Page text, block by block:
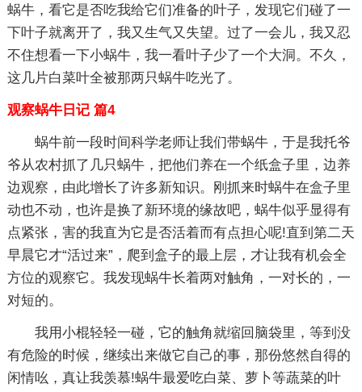
蜗牛，看它是否吃我给它们准备的叶子，发现它们碰了一
下叶子就离开了，我又生气又失望。过了一会儿，我又忍
不住想看一下小蜗牛，我一看叶子少了一个大洞。不久，
这几片白菜叶全被那两只蜗牛吃光了。
观察蜗牛日记 篇4
蜗牛前一段时间科学老师让我们带蜗牛，于是我托爷
爷从农村抓了几只蜗牛，把他们养在一个纸盒子里，边养
边观察，由此增长了许多新知识。刚抓来时蜗牛在盒子里
动也不动，也许是换了新环境的缘故吧，蜗牛似乎显得有
点紧张，害的我直为它是否活着而有点担心呢!直到第二天
早晨它才“活过来”，爬到盒子的最上层，才让我有机会全
方位的观察它。我发现蜗牛长着两对触角，一对长的，一
对短的。
我用小棍轻轻一碰，它的触角就缩回脑袋里，等到没
有危险的时候，继续出来做它自己的事，那份悠然自得的
闲情吆，真让我羡慕!蜗牛最爱吃白菜、萝卜等蔬菜的叶